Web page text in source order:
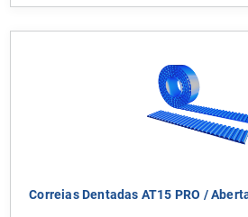
Correias Dentadas AT15 PRO /